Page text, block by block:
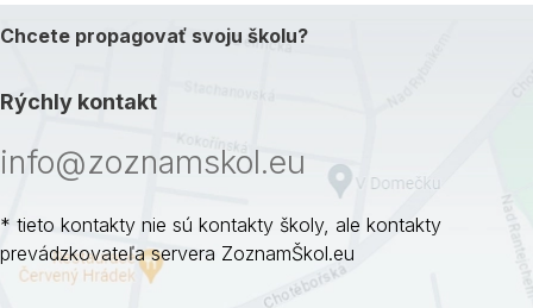
Chcete propagovať svoju školu?
Rýchly kontakt
info@zoznamskol.eu
* tieto kontakty nie sú kontakty školy, ale kontakty
prevádzkovateľa servera ZoznamŠkol.eu